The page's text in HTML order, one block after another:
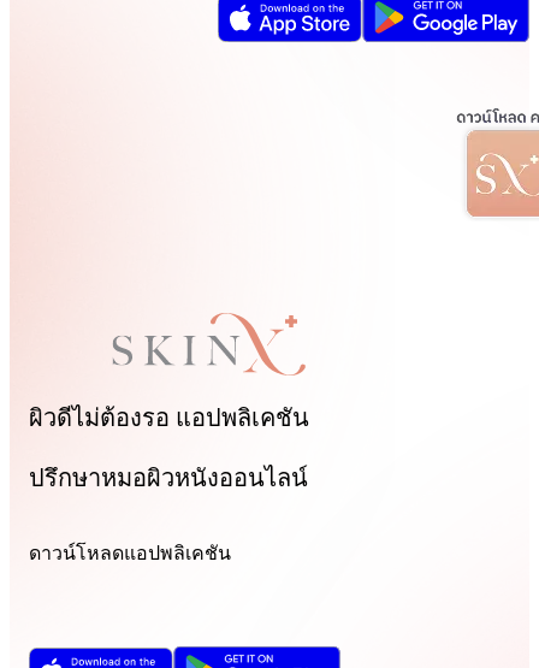
ผิวดีไม่ต้องรอ แอปพลิเคชัน
ปรึกษาหมอผิวหนังออนไลน์
ดาวน์โหลดแอปพลิเคชัน